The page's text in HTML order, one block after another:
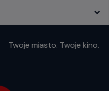
Twoje miasto. Twoje kino.